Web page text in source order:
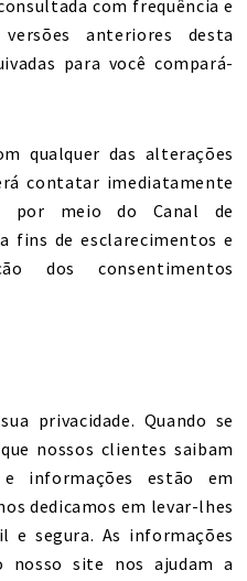
com frequência e
anteriores desta
para você compará-
qualquer das alterações
contatar imediatamente
por meio do Canal de
fins de esclarecimentos e
dos consentimentos
privacidade. Quando se
nossos clientes saibam
informações estão em
dedicamos em levar-lhes
e segura. As informações
nosso site nos ajudam a